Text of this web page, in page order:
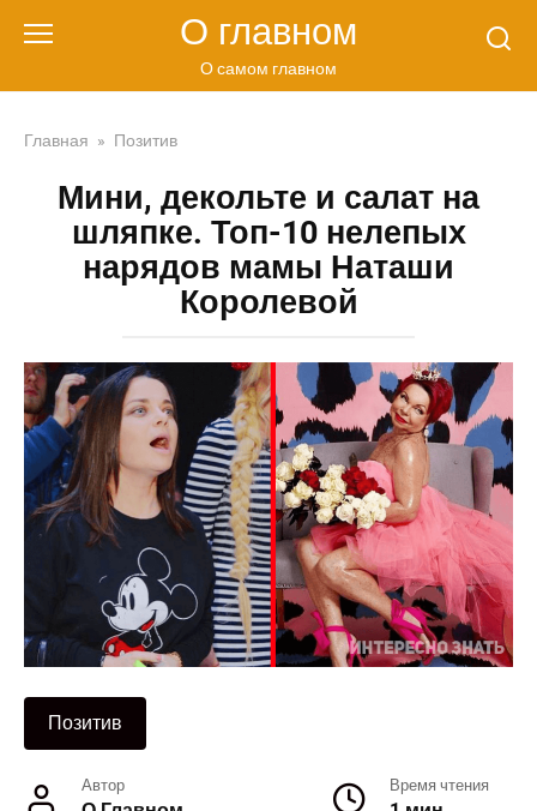
О главном
О самом главном
Главная » Позитив
Мини, декольте и салат на
шляпке. Топ-10 нелепых
нарядов мамы Наташи
Королевой
Позитив
Автор Время чтения